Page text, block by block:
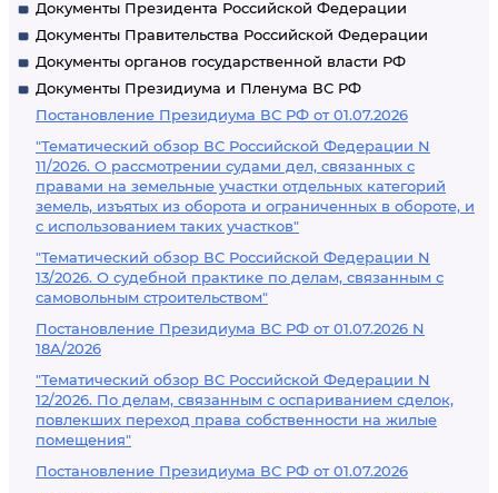
Документы Президента Российской Федерации
Документы Правительства Российской Федерации
Документы органов государственной власти РФ
Документы Президиума и Пленума ВС РФ
Постановление Президиума ВС РФ от 01.07.2026
"Тематический обзор ВС Российской Федерации N
11/2026. О рассмотрении судами дел, связанных с
правами на земельные участки отдельных категорий
земель, изъятых из оборота и ограниченных в обороте, и
с использованием таких участков"
"Тематический обзор ВС Российской Федерации N
13/2026. О судебной практике по делам, связанным с
самовольным строительством"
Постановление Президиума ВС РФ от 01.07.2026 N
18А/2026
"Тематический обзор ВС Российской Федерации N
12/2026. По делам, связанным с оспариванием сделок,
повлекших переход права собственности на жилые
помещения"
Постановление Президиума ВС РФ от 01.07.2026